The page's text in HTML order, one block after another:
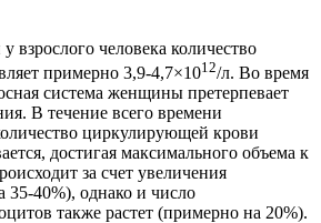
взрослого человека количество
примерно 3,9-4,7×1012/л. Во время
система женщины претерпевает
В течение всего времени
циркулирующей крови
достигая максимального объема к
за счет увеличения
35-40%), однако и число
также растет (примерно на 20%).